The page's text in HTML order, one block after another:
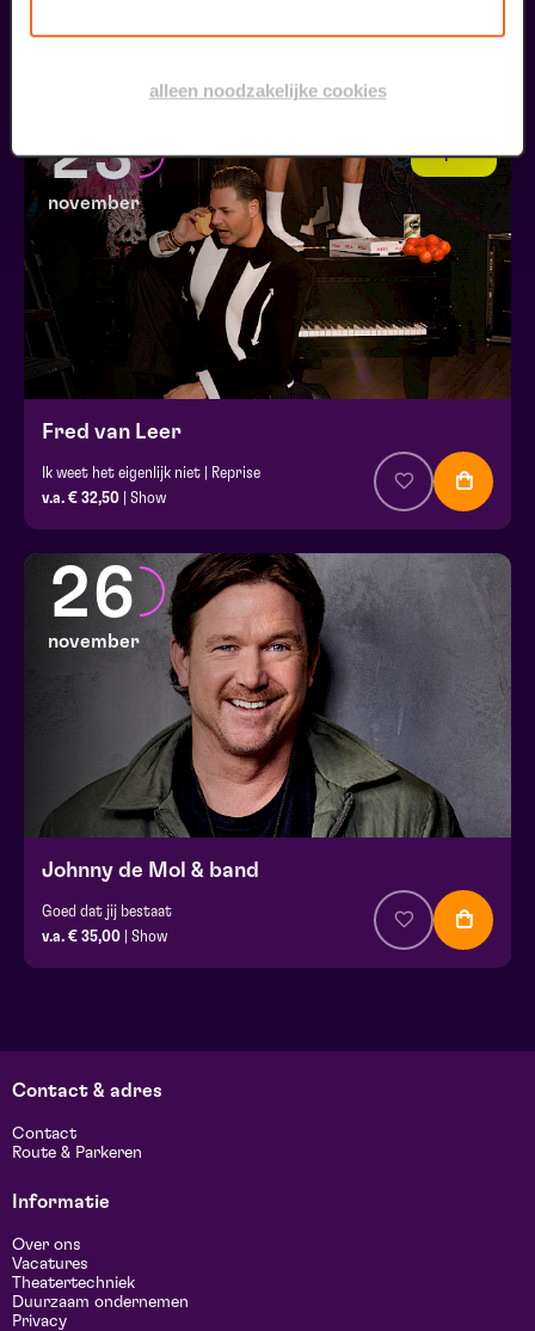
alleen noodzakelijke cookies
Paradisum
reprise
23
november
Fred van Leer
Ik weet het eigenlijk niet | Reprise
v.a. € 32,50 | Show
26
november
Johnny de Mol & band
Goed dat jij bestaat
v.a. € 35,00 | Show
Contact & adres
Contact
Route & Parkeren
Informatie
Over ons
Vacatures
Theatertechniek
Duurzaam ondernemen
Privacy